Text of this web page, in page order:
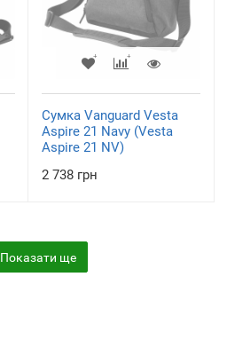
Сумка Vanguard Vesta
Aspire 21 Navy (Vesta
Aspire 21 NV)
2 738 грн
Показати ще